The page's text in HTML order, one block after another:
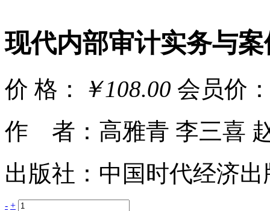
现代内部审计实务与案
价 格： ￥108.00 会员价
作 者：高雅青 李三喜
出版社：中国时代经济出
- +